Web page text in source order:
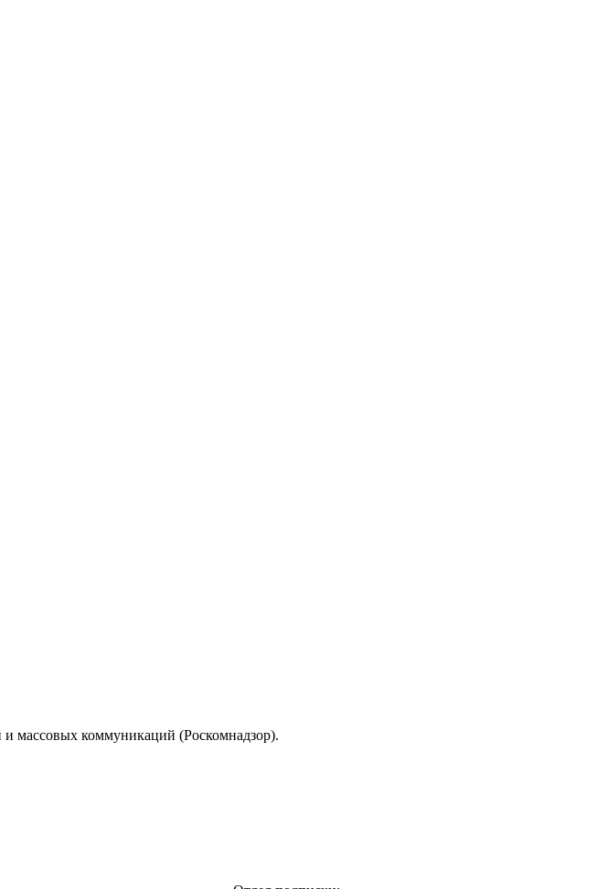
массовых коммуникаций (Роскомнадзор).